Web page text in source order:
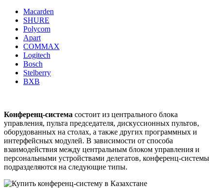
Macarden
SHURE
Polycom
Apart
COMMAX
Logitech
Bosch
Stelberry
BXB
Конференц-система состоит из центрального блока
управления, пульта председателя, дискуссионных пультов,
оборудованных на столах, а также других программных и
интерфейсных модулей. В зависимости от способа
взаимодействия между центральным блоком управления и
персональными устройствами делегатов, конференц-системы
подразделяются на следующие типы.